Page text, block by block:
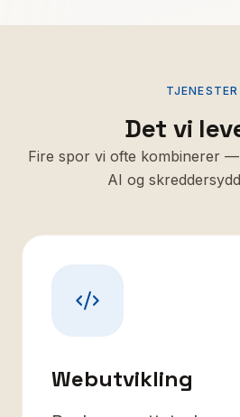
TJENESTER
Det vi
Fire spor vi ofte kombinerer
AI og
Webutvikling